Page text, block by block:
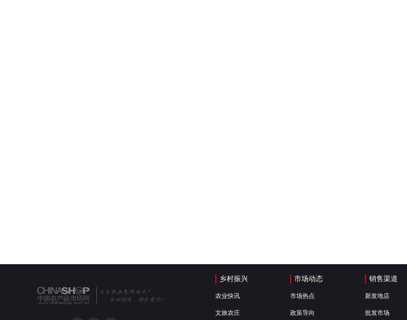
乡村振兴
农业快讯
文旅农庄
市场动态
市场热点
政策导向
销售渠道
新发地店
批发市场